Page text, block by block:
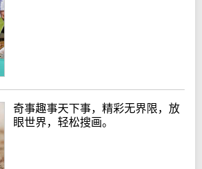
奇事趣事天下事，精彩无界限，放
眼世界，轻松搜画。